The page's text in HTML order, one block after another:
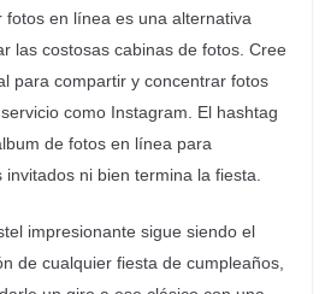
fotos en línea es una alternativa
las costosas cabinas de fotos. Cree
para compartir y concentrar fotos
como Instagram. El hashtag
de fotos en línea para
ni bien termina la fiesta.
impresionante sigue siendo el
de cualquier fiesta de cumpleaños,